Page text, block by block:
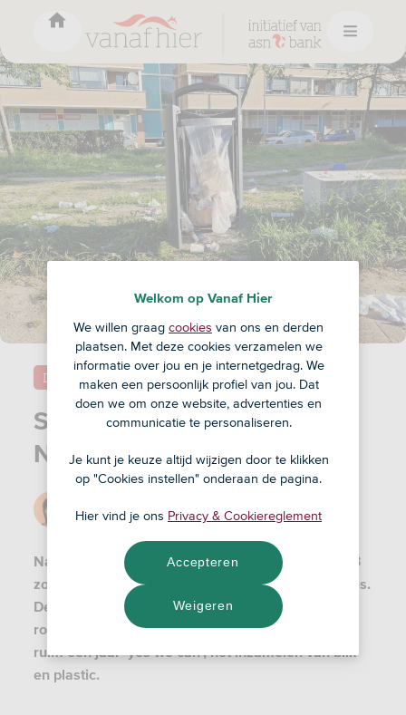
Statiegeld op blik: is
Nederland nu schoner?
Duurzaamheid
17 jun '24
Na jaren gepraat en gelobby was het in april 2023
zo ver: statiegeld op blikjes en kleine plastic flesjes.
De maatregel moest een einde maken aan
rondslingerend afval. Lior maakt de balans op van
ruim een jaar ‘yes we can’, het inzamelen van blik
en plastic.
Welkom op Vanaf Hier
We willen graag cookies van ons en derden
plaatsen. Met deze cookies verzamelen we
informatie over jou en je internetgedrag. We
maken een persoonlijk profiel van jou. Dat
doen we om onze website, advertenties en
communicatie te personaliseren.
Je kunt je keuze altijd wijzigen door te klikken
op "Cookies instellen" onderaan de pagina.
Hier vind je ons Privacy & Cookiereglement
Weigeren
Accepteren